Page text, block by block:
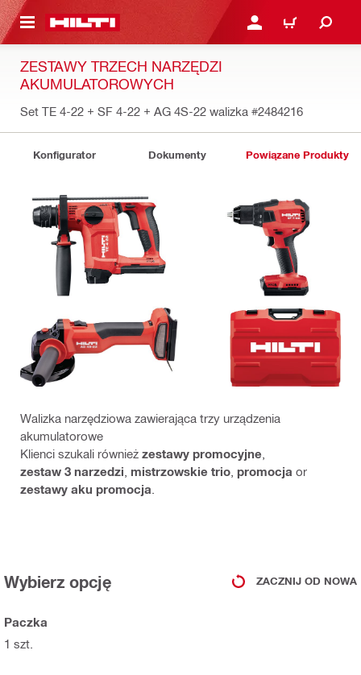
GŁÓWNEJ ZALOGUJ SIĘ LUB
KOSZYK
ZESTAWY TRZECH NARZĘDZI
AKUMULATOROWYCH
Set TE 4-22 + SF 4-22 + AG 4S-22 walizka #2484216
Konfigurator Dokumenty Powiązane Produkty
Walizka narzędziowa zawierająca trzy urządzenia
akumulatorowe
Klienci szukali również zestawy promocyjne
zestaw 3 narzedzi mistrzowskie trio promocja or
zestawy aku promocja
Wybierz opcję ZACZNIJ OD NOWA
Paczka
1 szt.